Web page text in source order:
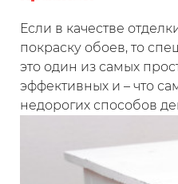
упрощает уход за
поверхностями.
Благодаря своей
водно-дисперсионная
является отличным
внутренних и
качественный
Если в качестве
покраску обоев, то
это один из самых
эффективных и – что
недорогих способов